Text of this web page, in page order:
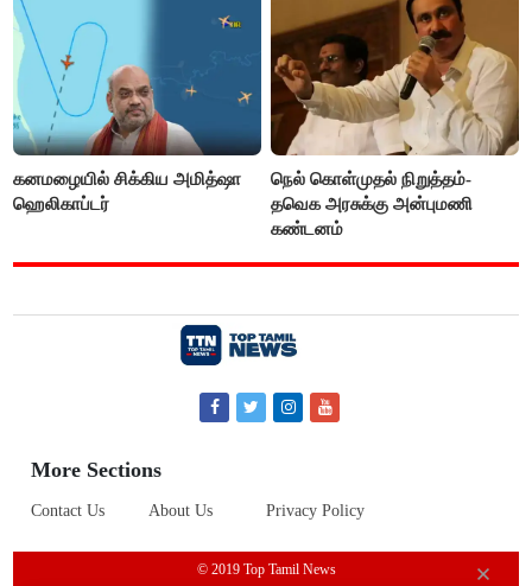
கனமழையில் சிக்கிய அமித்ஷா
ஹெலிகாப்டர்
நெல் கொள்முதல் நிறுத்தம்-
தவெக அரசுக்கு அன்புமணி
கண்டனம்
More Sections
Contact Us About Us Privacy Policy
© 2019 Top Tamil News